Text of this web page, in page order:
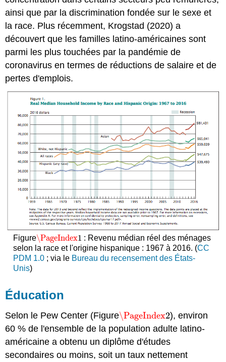
ainsi que par la discrimination fondée sur le sexe et
la race. Plus récemment, Krogstad (2020) a
découvert que les familles latino-américaines sont
parmi les plus touchées par la pandémie de
coronavirus en termes de réductions de salaire et de
pertes d'emplois.
Figure\PageIndex1
\PageIndex1 : Revenu médian réel des ménages
selon la race et l'origine hispanique : 1967 à 2016. (CC
PDM 1.0; via le Bureau du recensement des États-
Unis)
Éducation
Selon le Pew Center (Figure\PageIndex2
\PageIndex2), environ
60 % de l'ensemble de la population adulte latino-
américaine a obtenu un diplôme d'études
secondaires ou moins, soit un taux nettement